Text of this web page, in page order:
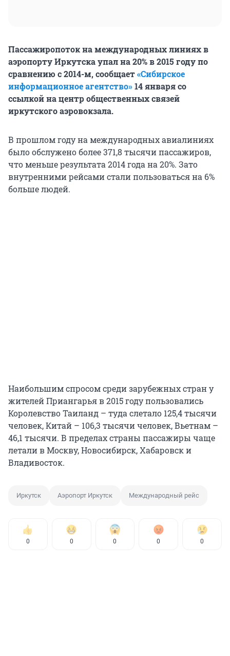
Пассажиропоток на международных линиях в
аэропорту Иркутска упал на 20% в 2015 году по
сравнению с 2014-м, сообщает«Сибирское
информационное агентство»14 января со
ссылкой на центр общественных связей
иркутского аэровокзала.
В прошлом году на международных авиалиниях
было обслужено более 371,8 тысячи пассажиров,
что меньше результата 2014 года на 20%. Зато
внутренними рейсами стали пользоваться на 6%
больше людей.
Наибольшим спросом среди зарубежных стран у
жителей Приангарья в 2015 году пользовались
Королевство Таиланд – туда слетало 125,4 тысячи
человек, Китай – 106,3 тысячи человек, Вьетнам –
46,1 тысячи. В пределах страны пассажиры чаще
летали в Москву, Новосибирск, Хабаровск и
Владивосток.
Иркутск Аэропорт Иркутск Международный рейс
0 0 0 0 0